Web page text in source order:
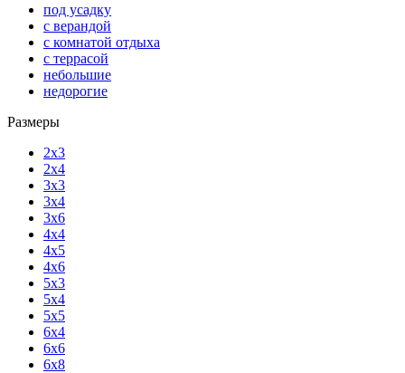
под усадку
с верандой
с комнатой отдыха
с террасой
небольшие
недорогие
Размеры
2x3
2x4
3x3
3x4
3x6
4x4
4x5
4x6
5x3
5x4
5x5
6x4
6x6
6x8